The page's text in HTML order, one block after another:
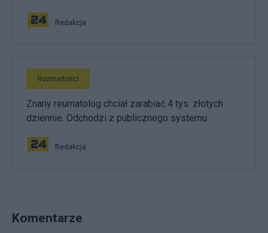
Redakcja
Rozmaitości
Znany reumatolog chciał zarabiać 4 tys. złotych
dziennie. Odchodzi z publicznego systemu
Redakcja
Komentarze